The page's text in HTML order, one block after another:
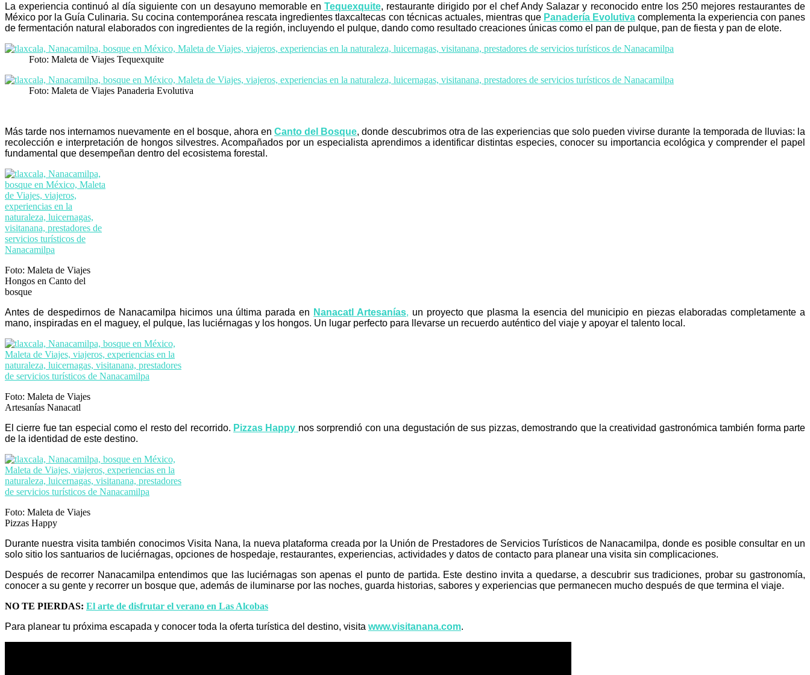
La experiencia continuó al día siguiente con un desayuno memorable en Tequexquite, restaurante dirigido por el chef Andy Salazar y reconocido entre los 250 mejores restaurantes de
México por la Guía Culinaria. Su cocina contemporánea rescata ingredientes tlaxcaltecas con técnicas actuales, mientras que Panadería Evolutivacomplementa la experiencia con panes
de fermentación natural elaborados con ingredientes de la región, incluyendo el pulque, dando como resultado creaciones únicas como el pan de pulque, pan de fiesta y pan de elote.
Foto: Maleta de Viajes Tequexquite
Foto: Maleta de Viajes Panaderia Evolutiva
Más tarde nos internamos nuevamente en el bosque, ahora enCanto del Bosque, donde descubrimos otra de las experiencias que solo pueden vivirse durante la temporada de lluvias: la
recolección e interpretación de hongos silvestres. Acompañados por un especialista aprendimos a identificar distintas especies, conocer su importancia ecológica y comprender el papel
fundamental que desempeñan dentro del ecosistema forestal.
Foto: Maleta de Viajes
Hongos en Canto del
bosque
Antes de despedirnos de Nanacamilpa hicimos una última parada en Nanacatl Artesanías, un proyecto que plasma la esencia del municipio en piezas elaboradas completamente a
mano, inspiradas en el maguey, el pulque, las luciérnagas y los hongos. Un lugar perfecto para llevarse un recuerdo auténtico del viaje y apoyar el talento local.
Foto: Maleta de Viajes
Artesanías Nanacatl
El cierre fue tan especial como el resto del recorrido. Pizzas Happy nos sorprendió con una degustación de sus pizzas, demostrando que la creatividad gastronómica también forma parte
de la identidad de este destino.
Foto: Maleta de Viajes
Pizzas Happy
Durante nuestra visita también conocimos Visita Nana, la nueva plataforma creada por la Unión de Prestadores de Servicios Turísticos de Nanacamilpa, donde es posible consultar en un
solo sitio los santuarios de luciérnagas, opciones de hospedaje, restaurantes, experiencias, actividades y datos de contacto para planear una visita sin complicaciones.
Después de recorrer Nanacamilpa entendimos que las luciérnagas son apenas el punto de partida. Este destino invita a quedarse, a descubrir sus tradiciones, probar su gastronomía,
conocer a su gente y recorrer un bosque que, además de iluminarse por las noches, guarda historias, sabores y experiencias que permanecen mucho después de que termina el viaje.
NO TE PIERDAS: El arte de disfrutar el verano en Las Alcobas
Para planear tu próxima escapada y conocer toda la oferta turística del destino, visita www.visitanana.com.